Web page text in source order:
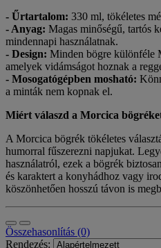
- Űrtartalom: 330 ml, tökéletes
- Anyag: Magas minőségű, tartós
mindennapi használatnak.
- Design: Minden bögre különféle
amelyek vidámságot hoznak a
- Mosogatógépben mosható:
a minták nem kopnak el.
Miért válaszd a Morcica
A Morcica bögrék tökéletes
humorral fűszerezni napjukat.
használatról, ezek a bögrék
és karaktert a konyhádhoz vagy
köszönhetően hosszú távon is
Összehasonlítás (0)
Rendezés: